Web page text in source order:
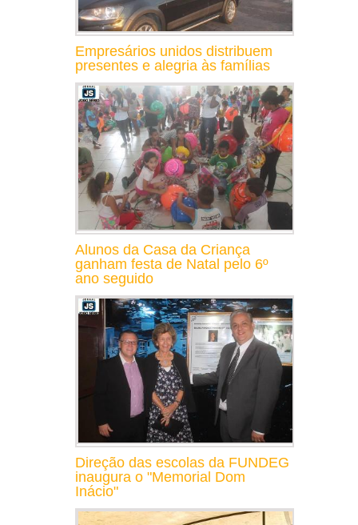
Empresários unidos distribuem
presentes e alegria às famílias
Alunos da Casa da Criança
ganham festa de Natal pelo 6º
ano seguido
Direção das escolas da FUNDEG
inaugura o "Memorial Dom
Inácio"